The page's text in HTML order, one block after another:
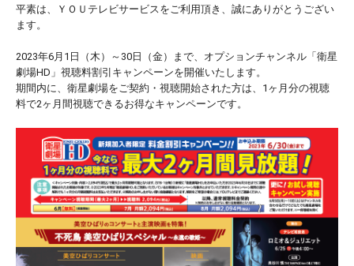
平素は、ＹＯＵテレビサービスをご利用頂き、誠にありがとうござい
ます。
2023年6月1日（木）～30日（金）まで、オプションチャンネル「衛星
劇場HD」視聴料割引キャンペーンを開催いたします。
期間内に、衛星劇場をご契約・視聴開始された方は、1ヶ月分の視聴
料で2ヶ月間視聴できるお得なキャンペーンです。